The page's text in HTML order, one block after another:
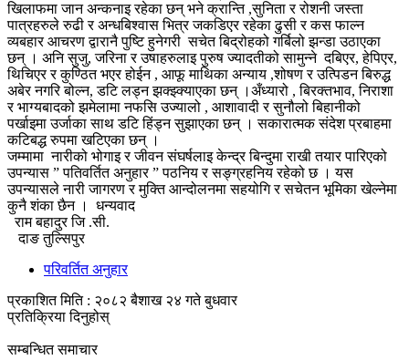
खिलाफमा जान अन्कनाइ रहेका छन् भने क्रान्ति ,सुनिता र रोशनी जस्ता
पात्रहरुले रुढी र अन्धबिश्वास भित्र जकडिएर रहेका ढुसी र कस फाल्न
व्यबहार आचरण द्वारानै पुष्टि हुनेगरी सचेत बिद्रोहको गर्बिलो झन्डा उठाएका
छन् । अनि सुजु, जरिना र उषाहरुलाइ पुरुष ज्यादतीको सामुन्ने दबिएर, हेपिएर,
थिचिएर र कुण्ठित भएर होईन , आफू माथिका अन्याय ,शोषण र उत्पिडन बिरुद्ध
अबेर नगरि बोल्न, डटि लड्न झक्झ्क्याएका छन् ।अँध्यारो , बिरक्तभाव, निराशा
र भाग्यबादको झमेलामा नफसि उज्यालो , आशावादी र सुनौलो बिहानीको
पर्खाइमा उर्जाका साथ डटि हिंड्न सुझाएका छन् । सकारात्मक संदेश प्रबाहमा
कटिबद्ध रुपमा खटिएका छन् ।
जम्मामा नारीको भोगाइ र जीवन संघर्षलाइ केन्द्र बिन्दुमा राखी तयार पारिएको
उपन्यास ” पतिवर्तित अनुहार ” पठनिय र सङ्ग्रहनिय रहेको छ । यस
उपन्यासले नारी जागरण र मुक्ति आन्दोलनमा सहयोगि र सचेतन भूमिका खेल्नेमा
कुनै शंका छैन । धन्यवाद
राम बहादुर जि .सी.
दाङ तुल्सिपुर
परिवर्तित अनुहार
प्रकाशित मिति : २०८२ बैशाख २४ गते बुधवार
प्रतिक्रिया दिनुहोस्
सम्बन्धित समाचार